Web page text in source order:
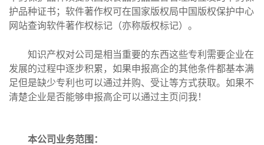
护品种证书；软件著作权可在国家版权局中国版权保护中心
网站查询软件著作权标记（亦称版权标记）。
知识产权对公司是相当重要的东西这些专利需要企业在
发展的过程中逐步积累，如果申报高企的其他条件都基本满
足但是缺少专利也可以通过并购、受让等方式获取。如果不
清楚企业是否能够申报高企可以通过主页问我！
本公司业务范围：